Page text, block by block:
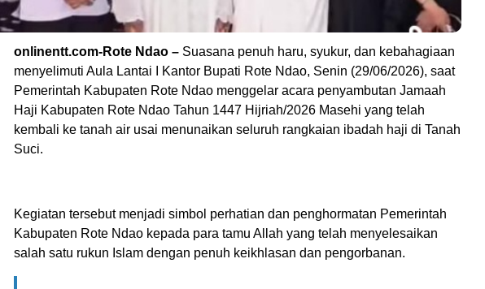
onlinentt.com-Rote Ndao – Suasana penuh haru, syukur, dan kebahagiaan
menyelimuti Aula Lantai I Kantor Bupati Rote Ndao, Senin (29/06/2026), saat
Pemerintah Kabupaten Rote Ndao menggelar acara penyambutan Jamaah
Haji Kabupaten Rote Ndao Tahun 1447 Hijriah/2026 Masehi yang telah
kembali ke tanah air usai menunaikan seluruh rangkaian ibadah haji di Tanah
Suci.
Kegiatan tersebut menjadi simbol perhatian dan penghormatan Pemerintah
Kabupaten Rote Ndao kepada para tamu Allah yang telah menyelesaikan
salah satu rukun Islam dengan penuh keikhlasan dan pengorbanan.